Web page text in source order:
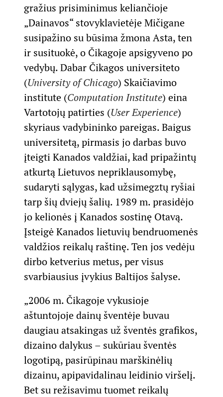
gražius prisiminimus keliančioje
„Dainavos“ stovyklavietėje Mičigane
susipažino su būsima žmona Asta, ten
ir susituokė, o Čikagoje apsigyveno po
vedybų. Dabar Čikagos universiteto
(University of Chicago) Skaičiavimo
institute (Computation Institute) eina
Vartotojų patirties (User Experience)
skyriaus vadybininko pareigas. Baigus
universitetą, pirmasis jo darbas buvo
įteigti Kanados valdžiai, kad pripažintų
atkurtą Lietuvos nepriklausomybę,
sudaryti sąlygas, kad užsimegztų ryšiai
tarp šių dviejų šalių. 1989 m. prasidėjo
jo kelionės į Kanados sostinę Otavą.
Įsteigė Kanados lietuvių bendruomenės
valdžios reikalų raštinę. Ten jos vedėju
dirbo ketverius metus, per visus
svarbiausius įvykius Baltijos šalyse.
„2006 m. Čikagoje vykusioje
aštuntojoje dainų šventėje buvau
daugiau atsakingas už šventės grafikos,
dizaino dalykus – sukūriau šventės
logotipą, pasirūpinau marškinėlių
dizainu, apipavidalinau leidinio viršelį.
Bet su režisavimu tuomet reikalų